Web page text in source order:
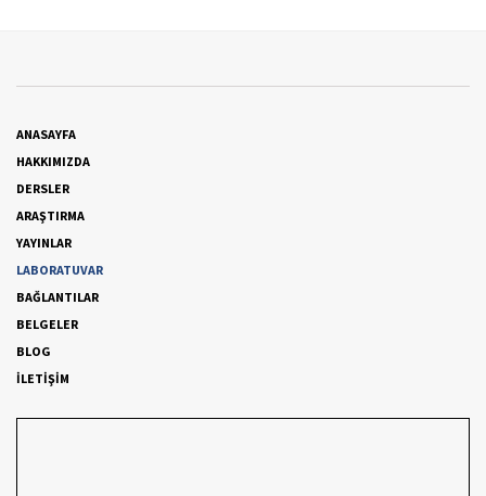
ANASAYFA
HAKKIMIZDA
DERSLER
ARAŞTIRMA
YAYINLAR
LABORATUVAR
BAĞLANTILAR
BELGELER
BLOG
İLETİŞİM